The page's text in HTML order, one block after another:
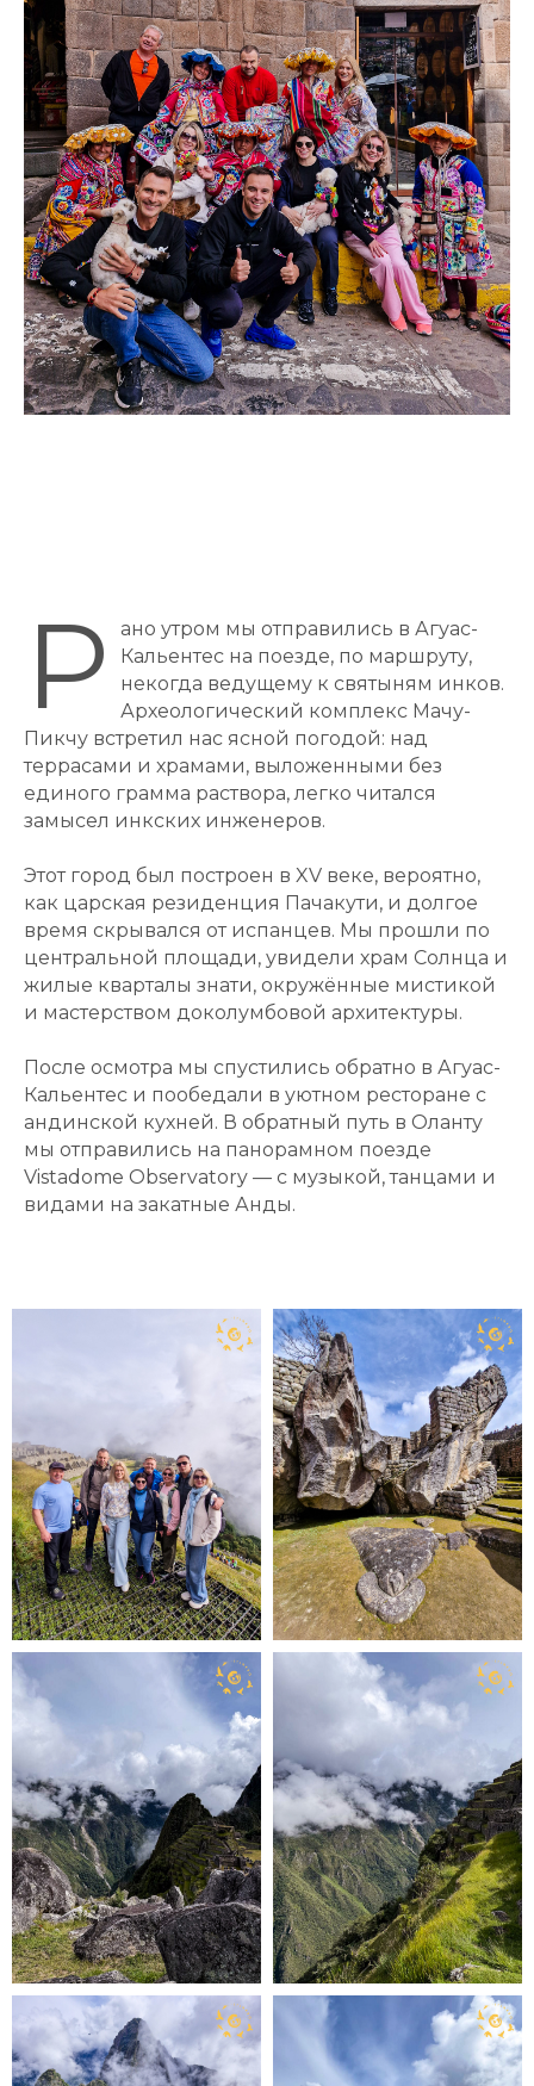
Р
ано утром мы отправились в Агуас-
Кальентес на поезде, по маршруту,
некогда ведущему к святыням инков.
Археологический комплекс Мачу-
Пикчу встретил нас ясной погодой: над
террасами и храмами, выложенными без
единого грамма раствора, легко читался
замысел инкских инженеров.
Этот город был построен в XV веке, вероятно,
как царская резиденция Пачакути, и долгое
время скрывался от испанцев. Мы прошли по
центральной площади, увидели храм Солнца и
жилые кварталы знати, окружённые мистикой
и мастерством доколумбовой архитектуры.
После осмотра мы спустились обратно в Агуас-
Кальентес и пообедали в уютном ресторане с
андинской кухней. В обратный путь в Оланту
мы отправились на панорамном поезде
Vistadome Observatory — с музыкой, танцами и
видами на закатные Анды.